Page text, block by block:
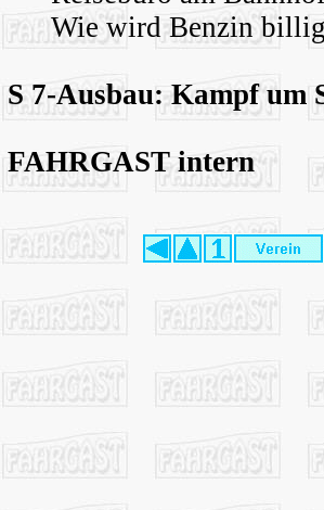
Wie wird Benzin
S 7-Ausbau: Kampf
FAHRGAST intern